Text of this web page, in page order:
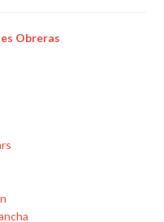
Obreras